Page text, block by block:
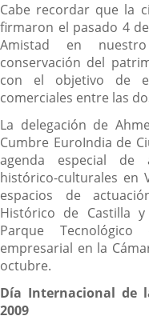
Cabe recordar que la
firmaron el pasado 4
Amistad en
conservación del
con el objetivo de
comerciales entre las
La delegación de
Cumbre EuroIndia de
agenda especial de
histórico-culturales en
espacios de
Histórico de Castilla
Parque
empresarial en la
octubre.
Día Internacional de
2009